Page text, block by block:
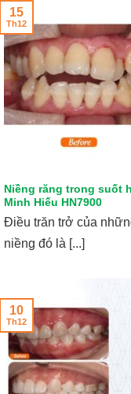
Niềng răng trong suốt
Minh Hiếu HN7900
Điều trăn trở của
niềng đó là [...]
15
Th12
10
Th12